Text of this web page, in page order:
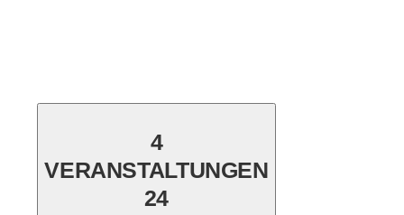
4
VERANSTALTUNGEN
24